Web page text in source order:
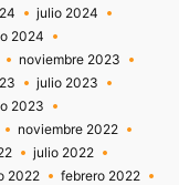
julio 2024
2024
noviembre 2023
julio 2023
2023
noviembre 2022
julio 2022
2022
febrero 2022